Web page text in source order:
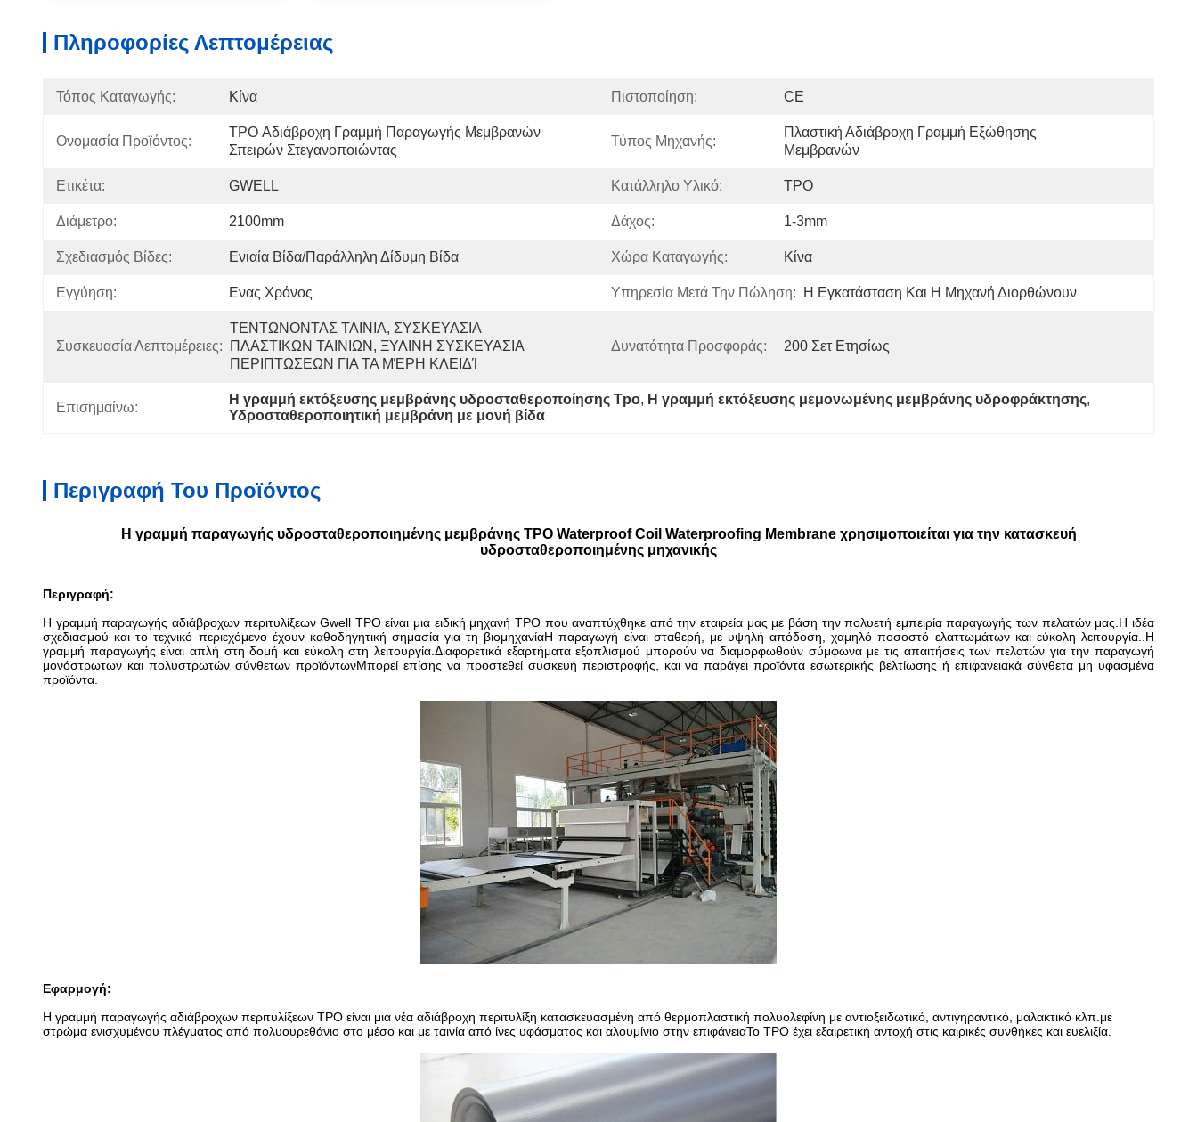
Πληροφορίες Λεπτομέρειας
Τόπος Καταγωγής: Κίνα Πιστοποίηση: CE
Ονομασία Προϊόντος:
TPO Αδιάβροχη Γραμμή Παραγωγής Μεμβρανών
Σπειρών Στεγανοποιώντας
Τύπος Μηχανής:
Πλαστική Αδιάβροχη Γραμμή Εξώθησης
Μεμβρανών
Ετικέτα: GWELL Κατάλληλο Υλικό: TPO
Διάμετρο: 2100mm Δάχος: 1-3mm
Σχεδιασμός Βίδες: Ενιαία Βίδα/παράλληλη Δίδυμη Βίδα Χώρα Καταγωγής: Κίνα
Εγγύηση: Ενας Χρόνος Υπηρεσία Μετά Την Πώληση: Η Εγκατάσταση Και Η Μηχανή Διορθώνουν
Συσκευασία Λεπτομέρειες:
ΤΕΝΤΩΝΟΝΤΑΣ ΤΑΙΝΙΑ, ΣΥΣΚΕΥΑΣΙΑ
ΠΛΑΣΤΙΚΩΝ ΤΑΙΝΙΩΝ, ΞΥΛΙΝΗ ΣΥΣΚΕΥΑΣΙΑ
ΠΕΡΙΠΤΩΣΕΩΝ ΓΙΑ ΤΑ ΜΈΡΗ ΚΛΕΙΔΊ
Δυνατότητα Προσφοράς: 200 Σετ Ετησίως
Επισημαίνω:
Η γραμμή εκτόξευσης μεμβράνης υδροσταθεροποίησης Tpo, Η γραμμή εκτόξευσης μεμονωμένης μεμβράνης υδροφράκτησης,
Υδροσταθεροποιητική μεμβράνη με μονή βίδα
Περιγραφή Του Προϊόντος
Η γραμμή παραγωγής υδροσταθεροποιημένης μεμβράνης TPO Waterproof Coil Waterproofing Membrane χρησιμοποιείται για την κατασκευή
υδροσταθεροποιημένης μηχανικής
Περιγραφή:
Η γραμμή παραγωγής αδιάβροχων περιτυλίξεων Gwell TPO είναι μια ειδική μηχανή TPO που αναπτύχθηκε από την εταιρεία μας με βάση την πολυετή εμπειρία παραγωγής των πελατών μας.Η ιδέα
σχεδιασμού και το τεχνικό περιεχόμενο έχουν καθοδηγητική σημασία για τη βιομηχανίαΗ παραγωγή είναι σταθερή, με υψηλή απόδοση, χαμηλό ποσοστό ελαττωμάτων και εύκολη λειτουργία..Η
γραμμή παραγωγής είναι απλή στη δομή και εύκολη στη λειτουργία.Διαφορετικά εξαρτήματα εξοπλισμού μπορούν να διαμορφωθούν σύμφωνα με τις απαιτήσεις των πελατών για την παραγωγή
μονόστρωτων και πολυστρωτών σύνθετων προϊόντωνΜπορεί επίσης να προστεθεί συσκευή περιστροφής, και να παράγει προϊόντα εσωτερικής βελτίωσης ή επιφανειακά σύνθετα μη υφασμένα
προϊόντα.
Εφαρμογή:
Η γραμμή παραγωγής αδιάβροχων περιτυλίξεων TPO είναι μια νέα αδιάβροχη περιτυλίξη κατασκευασμένη από θερμοπλαστική πολυολεφίνη με αντιοξειδωτικό, αντιγηραντικό, μαλακτικό κλπ.με
στρώμα ενισχυμένου πλέγματος από πολυουρεθάνιο στο μέσο και με ταινία από ίνες υφάσματος και αλουμίνιο στην επιφάνειαΤο TPO έχει εξαιρετική αντοχή στις καιρικές συνθήκες και ευελιξία.